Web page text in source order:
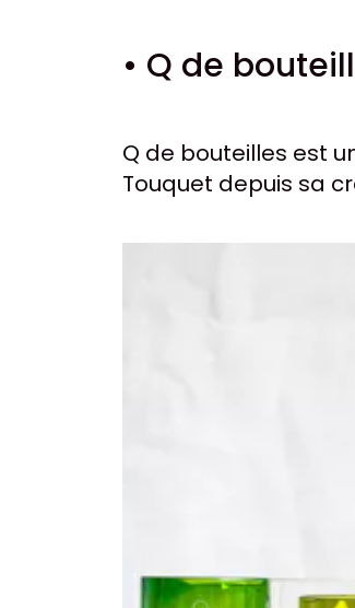
• Q de
Q de bouteilles est
Touquet depuis sa